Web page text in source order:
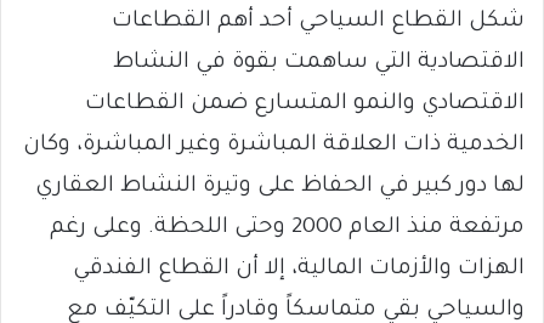
شكل القطاع السياحي أحد أهم القطاعات
الاقتصادية التي ساهمت بقوة في النشاط
الاقتصادي والنمو المتسارع ضمن القطاعات
الخدمية ذات العلاقة المباشرة وغير المباشرة، وكان
لها دور كبير في الحفاظ على وتيرة النشاط العقاري
مرتفعة منذ العام 2000 وحتى اللحظة. وعلى رغم
الهزات والأزمات المالية، إلا أن القطاع الفندقي
والسياحي بقي متماسكاً وقادراً على التكيّف مع